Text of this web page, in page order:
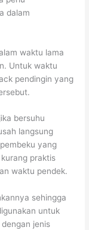
dalam
waktu lama
Untuk waktu
pendingin yang
bersuhu
langsung
yang
praktis
waktu pendek.
sehingga
untuk
jenis